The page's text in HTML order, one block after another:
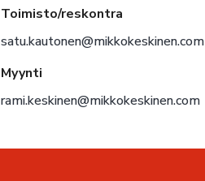
Toimisto/reskontra
satu.kautonen@mikkokeskinen.com
Myynti
rami.keskinen@mikkokeskinen.com